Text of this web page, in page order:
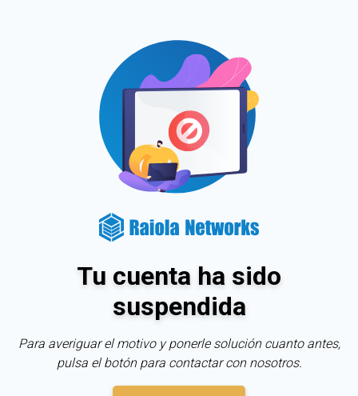
Tu cuenta ha sido
suspendida
Para averiguar el motivo y ponerle solución cuanto antes,
pulsa el botón para contactar con nosotros.